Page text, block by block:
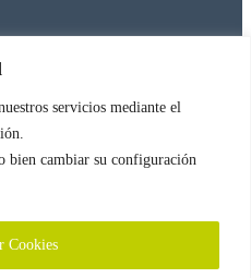
servicios mediante el
bien cambiar su configuración
Cookies
Kubo S.A.
de Datos